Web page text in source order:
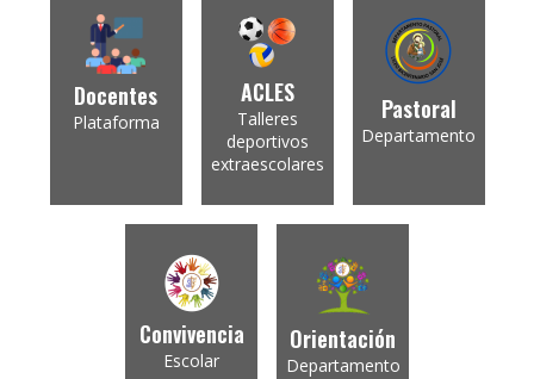
Docentes
Plataforma
ACLES
Talleres
deportivos
extraescolares
Pastoral
Departamento
Convivencia
Escolar
Orientación
Departamento